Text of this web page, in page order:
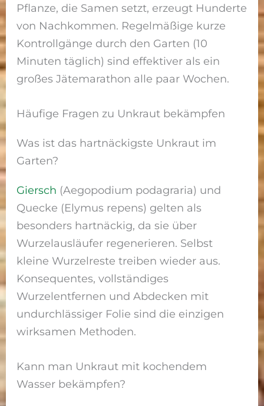
Pflanze, die Samen setzt, erzeugt Hunderte
von Nachkommen. Regelmäßige kurze
Kontrollgänge durch den Garten (10
Minuten täglich) sind effektiver als ein
großes Jätemarathon alle paar Wochen.
Häufige Fragen zu Unkraut bekämpfen
Was ist das hartnäckigste Unkraut im
Garten?
Giersch (Aegopodium podagraria) und
Quecke (Elymus repens) gelten als
besonders hartnäckig, da sie über
Wurzelausläufer regenerieren. Selbst
kleine Wurzelreste treiben wieder aus.
Konsequentes, vollständiges
Wurzelentfernen und Abdecken mit
undurchlässiger Folie sind die einzigen
wirksamen Methoden.
Kann man Unkraut mit kochendem
Wasser bekämpfen?